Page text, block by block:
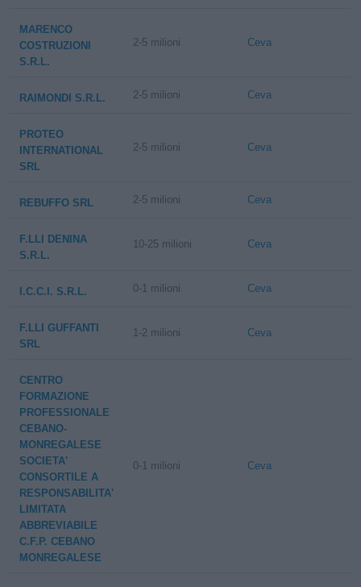
MARENCO
COSTRUZIONI
S.R.L.
2-5 milioni Ceva
RAIMONDI S.R.L. 2-5 milioni Ceva
PROTEO
INTERNATIONAL
SRL
2-5 milioni Ceva
REBUFFO SRL 2-5 milioni Ceva
F.LLI DENINA
S.R.L.
10-25 milioni Ceva
I.C.C.I. S.R.L. 0-1 milioni Ceva
F.LLI GUFFANTI
SRL
1-2 milioni Ceva
CENTRO
FORMAZIONE
PROFESSIONALE
CEBANO-
MONREGALESE
SOCIETA'
CONSORTILE A
RESPONSABILITA'
LIMITATA
ABBREVIABILE
C.F.P. CEBANO
MONREGALESE
0-1 milioni Ceva